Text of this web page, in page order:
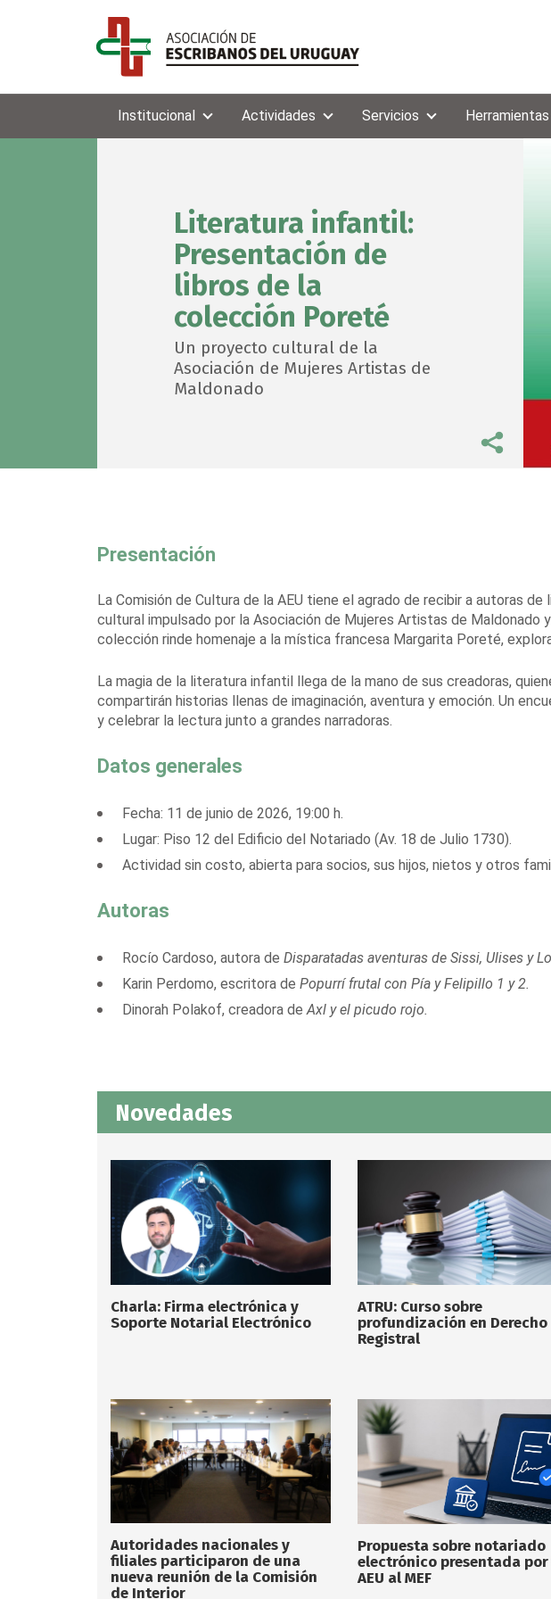
Institucional Actividades Servicios Herramientas
Literatura infantil:
Presentación de
libros de la
colección Poreté
Un proyecto cultural de la
Asociación de Mujeres Artistas de
Maldonado
Presentación
La Comisión de Cultura de la AEU tiene el agrado de recibir a autoras
cultural impulsado por la Asociación de Mujeres Artistas de Maldonado
colección rinde homenaje a la mística francesa Margarita Poreté,
La magia de la literatura infantil llega de la mano de sus creadoras,
compartirán historias llenas de imaginación, aventura y emoción. Un
y celebrar la lectura junto a grandes narradoras.
Datos generales
Fecha: 11 de junio de 2026, 19:00 h.
Lugar: Piso 12 del Edificio del Notariado (Av. 18 de Julio 1730).
Actividad sin costo, abierta para socios, sus hijos, nietos y otros
Autoras
Rocío Cardoso, autora de Disparatadas aventuras de Sissi, Ulises y
Karin Perdomo, escritora de Popurrí frutal con Pía y Felipillo 1 y 2.
Dinorah Polakof, creadora deAxl y el picudo rojo.
Novedades
Charla: Firma electrónica y
Soporte Notarial Electrónico
ATRU: Curso sobre
profundización en Derecho
Registral
Autoridades nacionales y
filiales participaron de una
nueva reunión de la Comisión
de Interior
Propuesta sobre notariado
electrónico presentada
AEU al MEF